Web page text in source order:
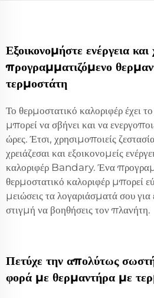
Εξοικονομήστε ενέργεια
προγραμματιζόμενο
τερμοστάτη
Το θερμοστατικό καλοριφέρ έχει
μπορεί να σβήνει και να
ώρες. Έτσι, χρησιμοποιείς
χρειάζεσαι και εξοικονομείς
καλοριφέρ Bandary. Ένα
θερμοστατικό καλοριφέρ μπορεί
μειώσεις τα λογαριάσματά σου για
στιγμή να βοηθήσεις τον πλανήτη.
Πετύχε την απολύτως
φορά με θερμαντήρα με